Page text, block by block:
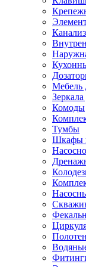
Мебель
Комоды
Тумбы
Шкафы